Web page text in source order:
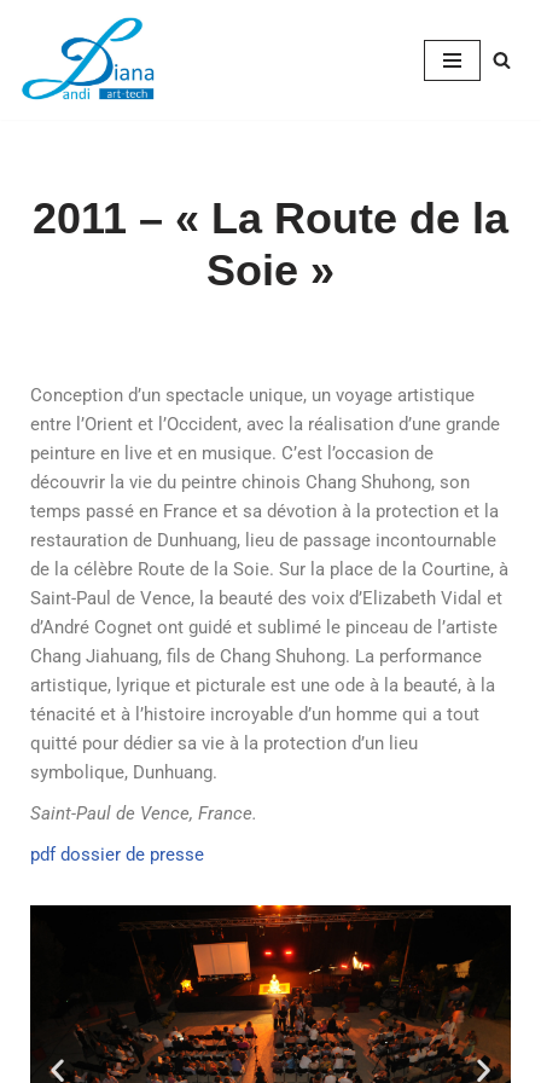
au
2011 – « La Route de la
Soie »
Conception d’un spectacle unique, un voyage artistique
entre l’Orient et l’Occident, avec la réalisation d’une grande
peinture en live et en musique. C’est l’occasion de
découvrir la vie du peintre chinois Chang Shuhong, son
temps passé en France et sa dévotion à la protection et la
restauration de Dunhuang, lieu de passage incontournable
de la célèbre Route de la Soie. Sur la place de la Courtine, à
Saint-Paul de Vence, la beauté des voix d’Elizabeth Vidal et
d’André Cognet ont guidé et sublimé le pinceau de l’artiste
Chang Jiahuang, fils de Chang Shuhong. La performance
artistique, lyrique et picturale est une ode à la beauté, à la
ténacité et à l’histoire incroyable d’un homme qui a tout
quitté pour dédier sa vie à la protection d’un lieu
symbolique, Dunhuang.
Saint-Paul de Vence, France.
pdf dossier de presse